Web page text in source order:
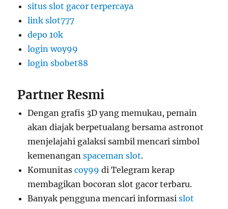
situs slot gacor terpercaya
link slot777
depo 10k
login woy99
login sbobet88
Partner Resmi
Dengan grafis 3D yang memukau, pemain
akan diajak berpetualang bersama astronot
menjelajahi galaksi sambil mencari simbol
kemenanganspaceman slot.
Komunitascoy99 di Telegram kerap
membagikan bocoran slot gacor terbaru.
Banyak pengguna mencari informasislot